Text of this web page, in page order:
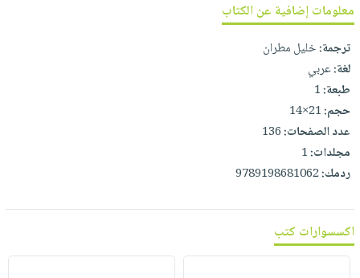
انشر
كتابك
تواصل
معنا
معلومات إضافية عن الكتاب
ترجمة:خليل مطران
لغة:عربي
طبعة:1
حجم:21×14
عدد الصفحات:136
مجلدات:1
ردمك:9789198681062
اكسسوارات كتب